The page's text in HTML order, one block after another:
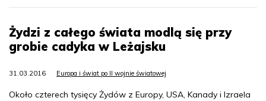
Żydzi z całego świata modlą się przy
grobie cadyka w Leżajsku
31.03.2016 Europa i świat po II wojnie światowej
Około czterech tysięcy Żydów z Europy, USA, Kanady i Izraela